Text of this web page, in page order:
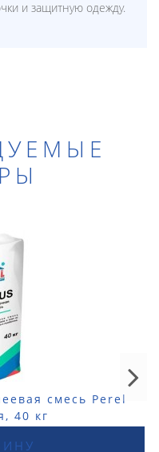
и защитную одежду.
смесь Perel
40 кг